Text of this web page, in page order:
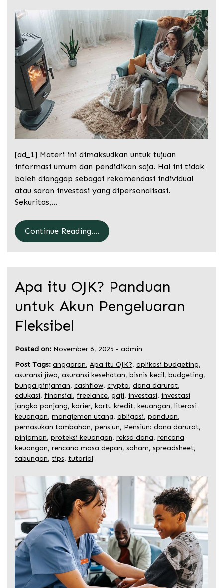
[ad_1] Materi ini dimaksudkan untuk tujuan
informasi umum dan pendidikan saja. Hal ini tidak
boleh dianggap sebagai rekomendasi individual
atau saran investasi yang dipersonalisasi.
Sekuritas,…
Continue Reading....
Apa itu OJK? Panduan
untuk Akun Pengeluaran
Fleksibel
Posted on: November 6, 2025 - admin
Post Tags: anggaran, Apa itu OJK?, aplikasi budgeting,
asuransi jiwa, asuransi kesehatan, bisnis kecil, budgeting,
bunga pinjaman, cashflow, crypto, dana darurat,
edukasi, finansial, freelance, gaji, investasi, investasi
jangka panjang, karier, kartu kredit, keuangan, literasi
keuangan, manajemen utang, obligasi, panduan,
pemasukan tambahan, pensiun, Pensiun: dana darurat,
pinjaman, proteksi keuangan, reksa dana, rencana
keuangan, rencana masa depan, saham, spreadsheet,
tabungan, tips, tutorial